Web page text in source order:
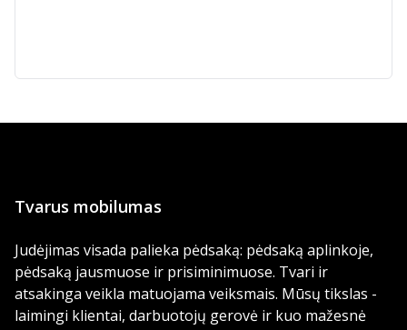
Tvarus mobilumas
Judėjimas visada palieka pėdsaką: pėdsaką aplinkoje,
pėdsaką jausmuose ir prisiminimuose. Tvari ir
atsakinga veikla matuojama veiksmais. Mūsų tikslas -
laimingi klientai, darbuotojų gerovė ir kuo mažesnė